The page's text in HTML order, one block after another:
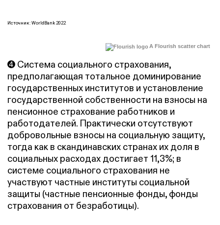
A Flourish scatter chart
➍ Cистема социального страхования,
предполагающая тотальное доминирование
государственных институтов и установление
государственной собственности на взносы на
пенсионное страхование работников и
работодателей. Практически отсутствуют
добровольные взносы на социальную защиту,
тогда как в скандинавских странах их доля в
социальных расходах достигает 11,3%; в
системе социального страхования не
участвуют частные институты социальной
защиты (частные пенсионные фонды, фонды
страхования от безработицы).